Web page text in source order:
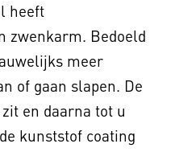
heeft
zwenkarm. Bedoeld
meer
of gaan slapen. De
en daarna tot u
kunststof coating